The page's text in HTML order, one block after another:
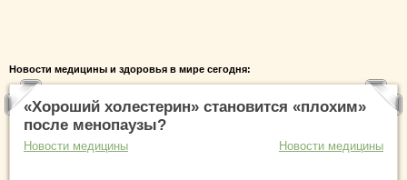
Новости медицины и здоровья в мире сегодня:
«Хороший холестерин» становится «плохим»
после менопаузы?
Новости медицины Новости медицины